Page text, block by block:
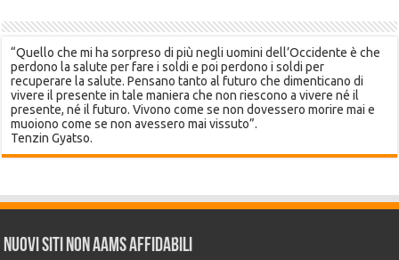
“Quello che mi ha sorpreso di più negli uomini dell’Occidente è che
perdono la salute per fare i soldi e poi perdono i soldi per
recuperare la salute. Pensano tanto al futuro che dimenticano di
vivere il presente in tale maniera che non riescono a vivere né il
presente, né il futuro. Vivono come se non dovessero morire mai e
muoiono come se non avessero mai vissuto”.
Tenzin Gyatso.
Nuovi siti non AAMS affidabili